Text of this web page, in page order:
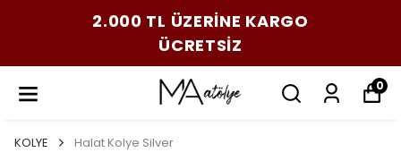
2.000 TL ÜZERİNE KARGO
ÜCRETSİZ
0
KOLYE Halat Kolye Silver